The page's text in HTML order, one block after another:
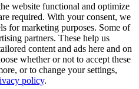
website functional and optimize
required. With your consent, we
for marketing purposes. Some of
partners. These help us
content and ads here and on
whether or not to accept these
or to change your settings,
policy.